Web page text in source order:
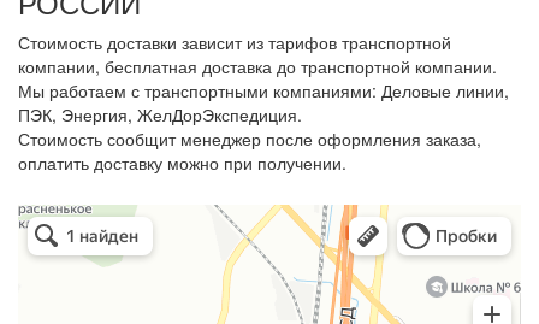
Стоимость доставки зависит из тарифов транспортной
компании, бесплатная доставка до транспортной компании.
Мы работаем с транспортными компаниями: Деловые линии,
ПЭК, Энергия, ЖелДорЭкспедиция.
Стоимость сообщит менеджер после оформления заказа,
оплатить доставку можно при получении.
Арметкон
Металлическая мебель в Санкт‑Петербурге
Торговое оборудование в Санкт‑Петербурге